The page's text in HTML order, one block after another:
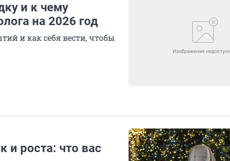
и к чему
на 2026 год
и как себя вести, чтобы
и роста: что вас